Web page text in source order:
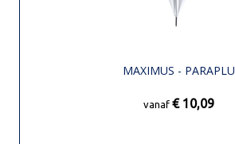
MAXIMUS - PARAPLU
vanaf € 10,09